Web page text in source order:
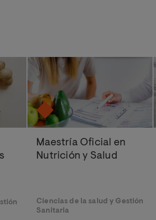
Maestría Oficial en
Nutrición y Salud
Ciencias de la salud y Gestión
Sanitaria